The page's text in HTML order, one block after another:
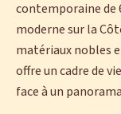
contemporaine de
moderne sur la
matériaux nobles
offre un cadre de
face à un